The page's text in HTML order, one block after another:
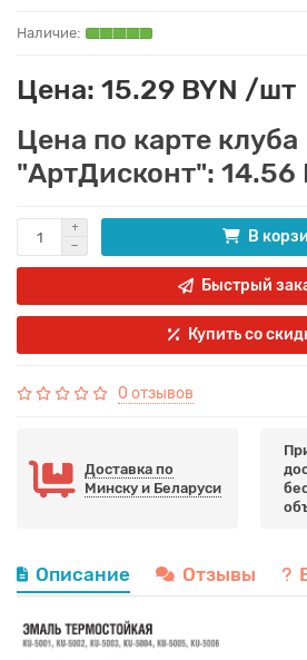
Цена: 15.29 BYN /шт
Цена по карте клуба
"АртДисконт": 14.56
В
Быстрый
Купить со
0 отзывов
Доставка по
Минску и Беларуси
Описание Отзывы